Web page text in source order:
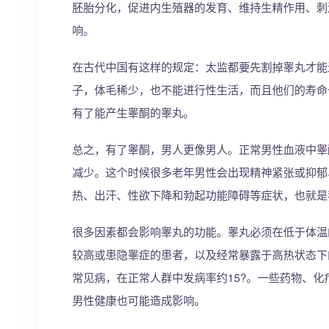
胚胎分化，促进内生殖器的发育、维持生精作用、
响。
在古代中国有这样的规定：太监都要先割掉睾丸才
子，体毛稀少，也不能进行性生活，而且他们的寿
有了能产生睾酮的睾丸。
总之，有了睾酮，男人更像男人。正常男性血液中
减少。这个时候很多老年男性会出现精神紧张或抑
热、出汗、性欲下降和勃起功能障碍等症状，也就
很多因素都会影响睾丸的功能。睾丸必须在低于体
较高或患隐睾症的患者，以及经常暴露于高热状态
常见病，在正常人群中发病率约15?。一些药物、
男性健康也可能造成影响。